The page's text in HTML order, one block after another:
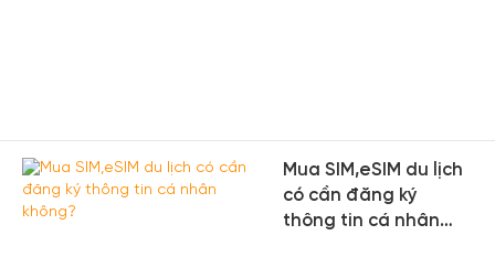
Mua SIM,eSIM du lịch
có cần đăng ký
thông tin cá nhân